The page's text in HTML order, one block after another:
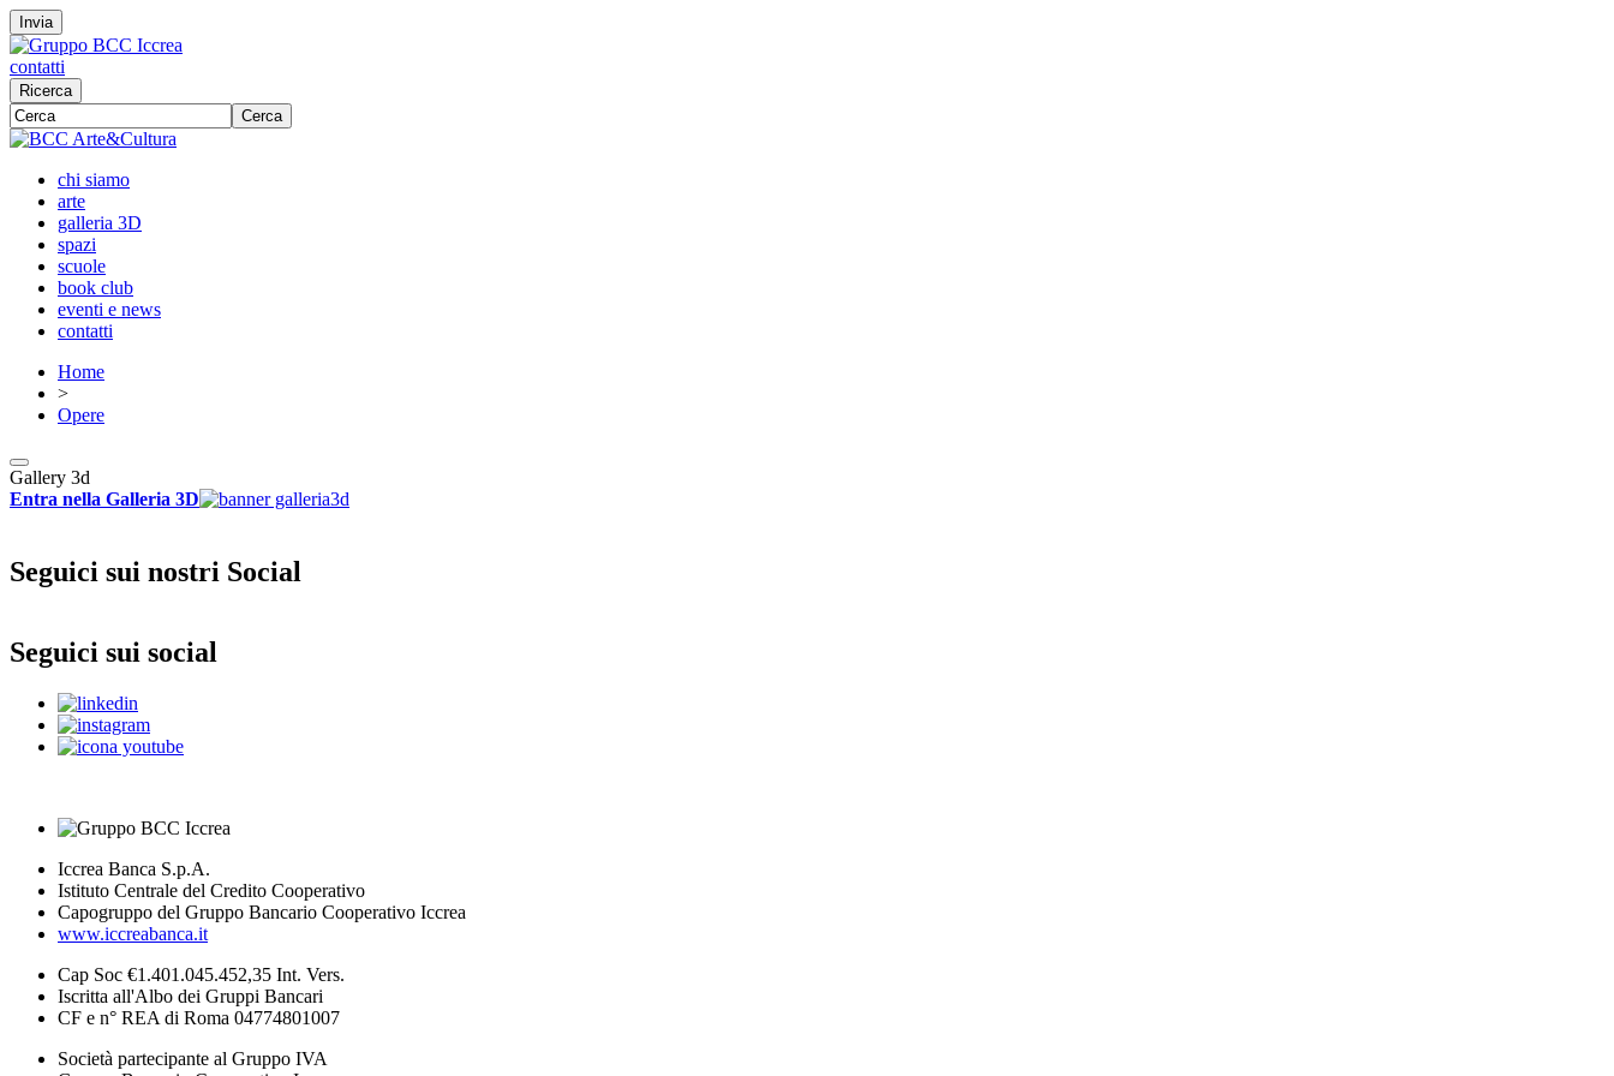
Invia
contatti
Ricerca
Cerca
chi siamo
arte
galleria 3D
spazi
scuole
book club
eventi e news
contatti
Home
>
Opere
Gallery 3d
Entra nella Galleria 3D
Seguici sui nostri Social
Seguici sui social
Iccrea Banca S.p.A.
Istituto Centrale del Credito Cooperativo
Capogruppo del Gruppo Bancario Cooperativo Iccrea
www.iccreabanca.it
Cap Soc €1.401.045.452,35 Int. Vers.
Iscritta all'Albo dei Gruppi Bancari
CF e n° REA di Roma 04774801007
Società partecipante al Gruppo IVA